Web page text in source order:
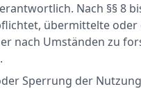
Nach §§ 8
übermittelte
nach Umständen zu
Sperrung der